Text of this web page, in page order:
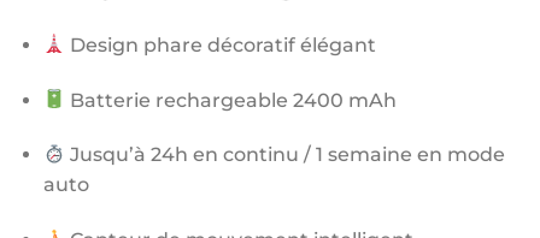
Design phare décoratif élégant
Batterie rechargeable 2400 mAh
Jusqu’à 24h en continu / 1 semaine en mode
auto